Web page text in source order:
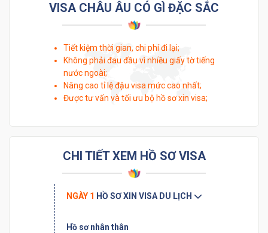
VISA CHÂU ÂU CÓ GÌ ĐẶC SẮC
Tiết kiệm thời gian, chi phí đi lại;
Không phải đau đầu vì nhiều giấy tờ tiếng
nước ngoài;
Nâng cao tỉ lệ đậu visa mức cao nhất;
Được tư vấn và tối ưu bộ hồ sơ xin visa;
CHI TIẾT XEM HỒ SƠ VISA
NGÀY 1 HỒ SƠ XIN VISA DU LỊCH
Hồ sơ nhân thân